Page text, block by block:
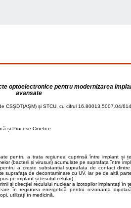
optoelectronice pentru modernizarea
avansate
CSȘDT(AȘM) și STCU, cu cifrul 16.80013.5007.04/
și Procese Cinetice
pentru a trata regiunea cuprinsă între implant și
(bacterii și virusuri) acumulate pe suprafața între
a crește substanțial suprafața de contact
suprafața de decontaminare cu UV, iar pe de altă
pe implant și țesutul celular).
și direcției reculului nuclear a izotopilor implantați în
în regiunea energetică pentru rezonanța
utilizați în medicină.